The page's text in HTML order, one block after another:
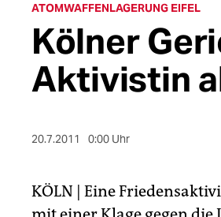
ATOMWAFFENLAGERUNG EIFEL
Kölner
Aktivistin
20.7.2011 0:00 Uhr
KÖLN | Eine